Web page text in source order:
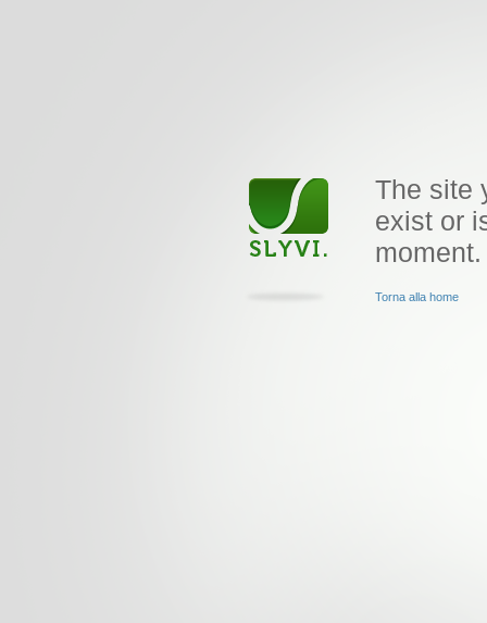
The site
exist or
moment.
Torna alla home